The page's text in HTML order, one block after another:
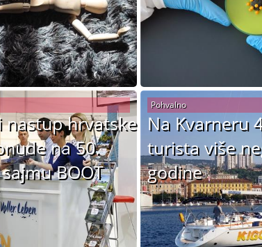
nastup hrvatske
na 50.
BOOT
Na Kvarneru
turista više
godine
Pohvalno